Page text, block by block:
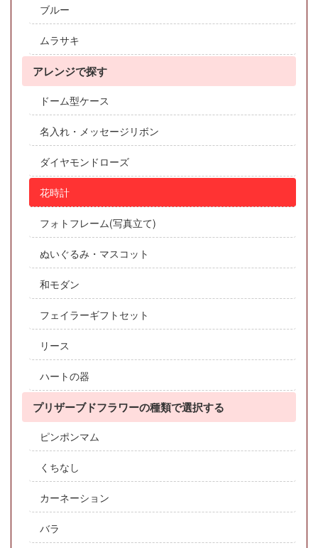
ブルー
ムラサキ
アレンジで探す
ドーム型ケース
名入れ・メッセージリボン
ダイヤモンドローズ
花時計
フォトフレーム(写真立て)
ぬいぐるみ・マスコット
和モダン
フェイラーギフトセット
リース
ハートの器
プリザーブドフラワーの種類で選択する
ピンポンマム
くちなし
カーネーション
バラ